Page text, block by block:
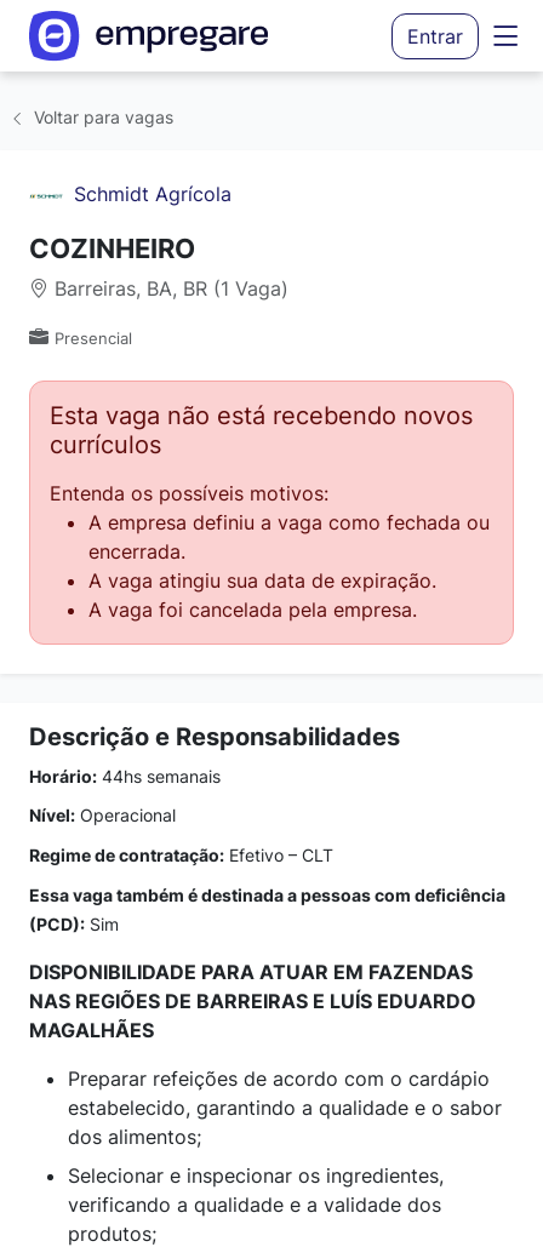
Entrar
Voltar para vagas
Schmidt Agrícola
COZINHEIRO
Barreiras, BA, BR (1 Vaga)
Presencial
Esta vaga não está recebendo novos
currículos
Entenda os possíveis motivos:
A empresa definiu a vaga como fechada ou
encerrada.
A vaga atingiu sua data de expiração.
A vaga foi cancelada pela empresa.
Descrição e Responsabilidades
Horário: 44hs semanais
Nível: Operacional
Regime de contratação: Efetivo – CLT
Essa vaga também é destinada a pessoas com deficiência
(PCD): Sim
DISPONIBILIDADE PARA ATUAR EM FAZENDAS
NAS REGIÕES DE BARREIRAS E LUÍS EDUARDO
MAGALHÃES
Preparar refeições de acordo com o cardápio
estabelecido, garantindo a qualidade e o sabor
dos alimentos;
Selecionar e inspecionar os ingredientes,
verificando a qualidade e a validade dos
produtos;